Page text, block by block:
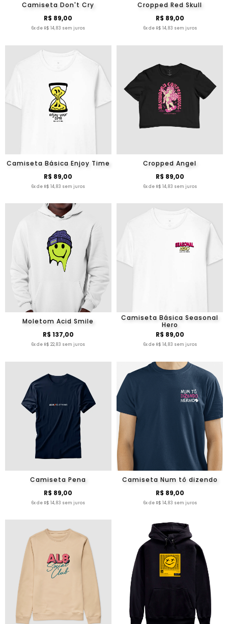
Camiseta Don't Cry
R$ 89,00
6x de R$ 14,83 sem juros
Cropped Red Skull
R$ 89,00
6x de R$ 14,83 sem juros
Camiseta Básica Enjoy Time
R$ 89,00
6x de R$ 14,83 sem juros
Cropped Angel
R$ 89,00
6x de R$ 14,83 sem juros
Moletom Acid Smile
R$ 137,00
6x de R$ 22,83 sem juros
Camiseta Básica Seasonal
Hero
R$ 89,00
6x de R$ 14,83 sem juros
Camiseta Pena
R$ 89,00
6x de R$ 14,83 sem juros
Camiseta Num tô dizendo
R$ 89,00
6x de R$ 14,83 sem juros